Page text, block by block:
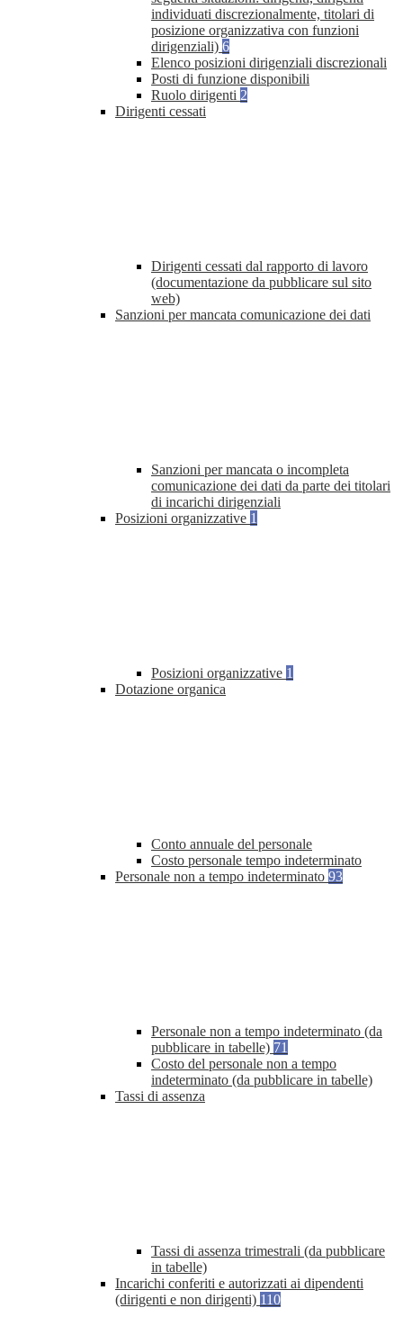
individuati discrezionalmente, titolari di
posizione organizzativa con funzioni
dirigenziali) 6
Elenco posizioni dirigenziali discrezionali
Posti di funzione disponibili
Ruolo dirigenti 2
Dirigenti cessati
Dirigenti cessati dal rapporto di lavoro
(documentazione da pubblicare sul sito
web)
Sanzioni per mancata comunicazione dei dati
Sanzioni per mancata o incompleta
comunicazione dei dati da parte dei titolari
di incarichi dirigenziali
Posizioni organizzative 1
Posizioni organizzative 1
Dotazione organica
Conto annuale del personale
Costo personale tempo indeterminato
Personale non a tempo indeterminato 93
Personale non a tempo indeterminato (da
pubblicare in tabelle) 71
Costo del personale non a tempo
indeterminato (da pubblicare in tabelle)
Tassi di assenza
Tassi di assenza trimestrali (da pubblicare
in tabelle)
Incarichi conferiti e autorizzati ai dipendenti
(dirigenti e non dirigenti) 110